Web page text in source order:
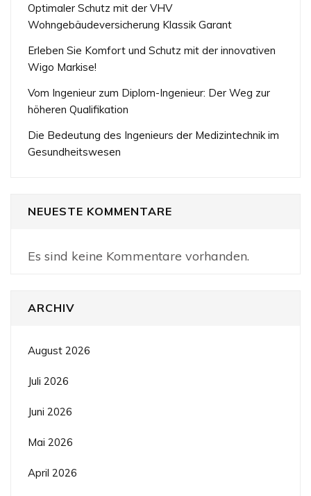
Optimaler Schutz mit der VHV
Wohngebäudeversicherung Klassik Garant
Erleben Sie Komfort und Schutz mit der innovativen
Wigo Markise!
Vom Ingenieur zum Diplom-Ingenieur: Der Weg zur
höheren Qualifikation
Die Bedeutung des Ingenieurs der Medizintechnik im
Gesundheitswesen
NEUESTE KOMMENTARE
Es sind keine Kommentare vorhanden.
ARCHIV
August 2026
Juli 2026
Juni 2026
Mai 2026
April 2026